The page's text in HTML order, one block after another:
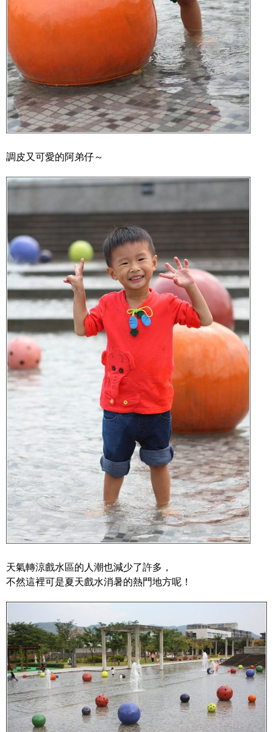
調皮又可愛的阿弟仔～
天氣轉涼戲水區的人潮也減少了許多，
不然這裡可是夏天戲水消暑的熱門地方呢！